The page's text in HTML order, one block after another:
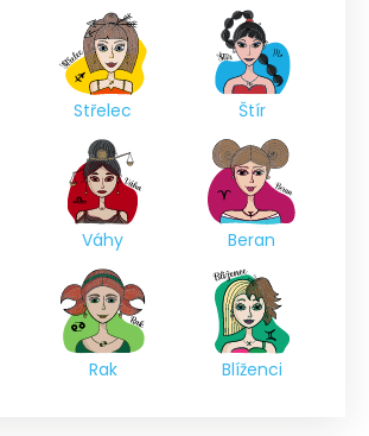
Střelec Štír
Váhy Beran
Rak Blíženci